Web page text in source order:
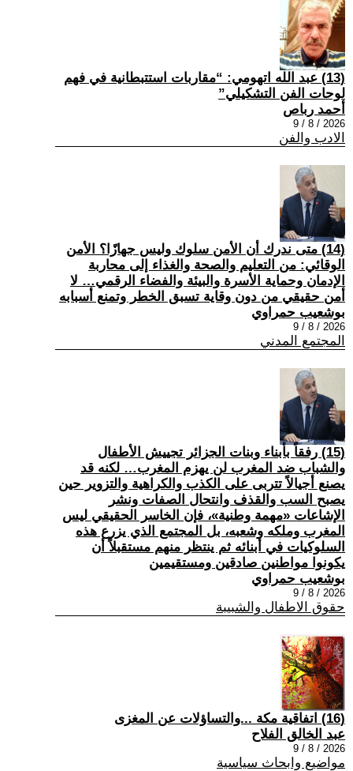
(13) عبد الله اتهومي: “مقاربات استتبطانية في فهم
لوحات الفن التشكيلي”
أحمد رباص
2026 / 8 / 9
الادب والفن
(14) متى ندرك أن الأمن سلوك وليس جهازًا؟ الأمن
الوقائي: من التعليم والصحة والغذاء إلى محاربة
الإدمان وحماية الأسرة والبيئة والفضاء الرقمي… لا
أمن حقيقي من دون وقاية تسبق الخطر وتمنع أسبابه
بوشعيب حمراوي
2026 / 8 / 9
المجتمع المدني
(15) رفقاً بأبناء وبنات الجزائر تجييش الأطفال
والشباب ضد المغرب لن يهزم المغرب… لكنه قد
يصنع أجيالاً تتربى على الكذب والكراهية والتزوير حين
يصبح السب والقذف وانتحال الصفات ونشر
الإشاعات «مهمة وطنية»، فإن الخاسر الحقيقي ليس
المغرب وملكه وشعبه، بل المجتمع الذي يزرع هذه
السلوكيات في أبنائه ثم ينتظر منهم مستقبلاً أن
يكونوا مواطنين صادقين ومستقيمين
بوشعيب حمراوي
2026 / 8 / 9
حقوق الاطفال والشبيبة
(16) اتفاقية مكة ...والتساؤلات عن المغزى
عبد الخالق الفلاح
2026 / 8 / 9
مواضيع وابحاث سياسية